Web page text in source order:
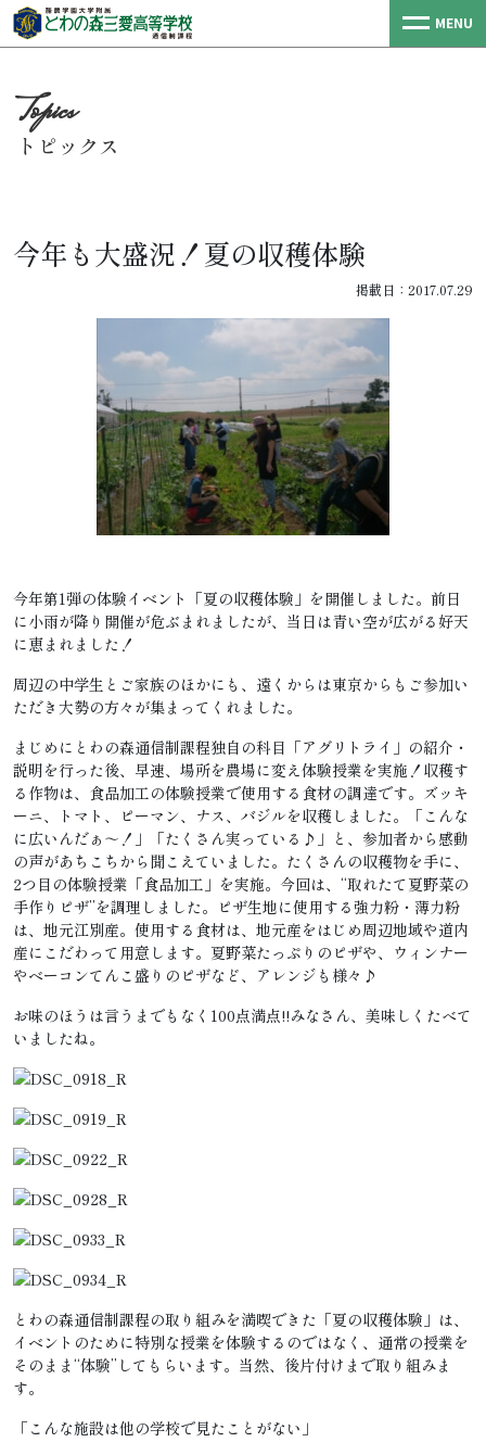
MENU
トピックス
今年も大盛況！夏の収穫体験
掲載日：2017.07.29
今年第1弾の体験イベント「夏の収穫体験」を開催しました。前日
に小雨が降り開催が危ぶまれましたが、当日は青い空が広がる好天
に恵まれました！
周辺の中学生とご家族のほかにも、遠くからは東京からもご参加い
ただき大勢の方々が集まってくれました。
まじめにとわの森通信制課程独自の科目「アグリトライ」の紹介・
説明を行った後、早速、場所を農場に変え体験授業を実施！収穫す
る作物は、食品加工の体験授業で使用する食材の調達です。ズッキ
ーニ、トマト、ピーマン、ナス、バジルを収穫しました。「こんな
に広いんだぁ～！」「たくさん実っている♪」と、参加者から感動
の声があちこちから聞こえていました。たくさんの収穫物を手に、
2つ目の体験授業「食品加工」を実施。今回は、“取れたて夏野菜の
手作りピザ”を調理しました。ピザ生地に使用する強力粉・薄力粉
は、地元江別産。使用する食材は、地元産をはじめ周辺地域や道内
産にこだわって用意します。夏野菜たっぷりのピザや、ウィンナー
やベーコンてんこ盛りのピザなど、アレンジも様々♪
お味のほうは言うまでもなく100点満点!!みなさん、美味しくたべて
いましたね。
とわの森通信制課程の取り組みを満喫できた「夏の収穫体験」は、
イベントのために特別な授業を体験するのではなく、通常の授業を
そのまま“体験”してもらいます。当然、後片付けまで取り組みま
す。
「こんな施設は他の学校で見たことがない」